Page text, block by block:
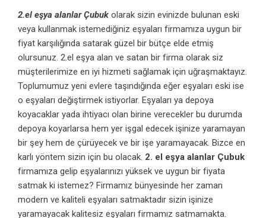
2.el eşya alanlar Çubuk olarak sizin evinizde bulunan eski
veya kullanmak istemediğiniz eşyaları firmamıza uygun bir
fiyat karşılığında satarak güzel bir bütçe elde etmiş
olursunuz. 2.el eşya alan ve satan bir firma olarak siz
müşterilerimize en iyi hizmeti sağlamak için uğraşmaktayız.
Toplumumuz yeni evlere taşındığında eğer eşyaları eski ise
o eşyaları değiştirmek istiyorlar. Eşyaları ya depoya
koyacaklar yada ihtiyacı olan birine verecekler bu durumda
depoya koyarlarsa hem yer işgal edecek işinize yaramayan
bir şey hem de çürüyecek ve bir işe yaramayacak. Bizce en
karlı yöntem sizin için bu olacak. 2. el eşya alanlar Çubuk
firmamıza gelip eşyalarınızı yüksek ve uygun bir fiyata
satmak ki istemez? Firmamız bünyesinde her zaman
modern ve kaliteli eşyaları satmaktadır sizin işinize
yaramayacak kalitesiz eşyaları firmamız satmamakta.